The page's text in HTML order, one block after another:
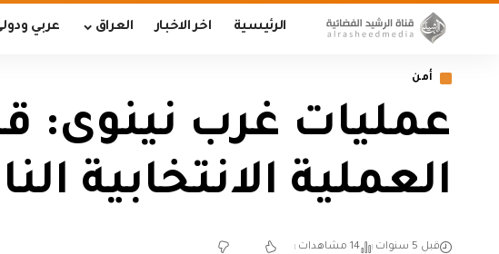
الرئيسية اخر الاخبار العراق عربي
أمن
عمليات غرب نينوى:
العملية الانتخابية
قبل 5 سنوات 14 مشاهدات